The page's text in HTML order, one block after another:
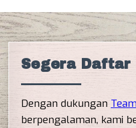
Segera Daftar
Dengan dukungan
berpengalaman, kami